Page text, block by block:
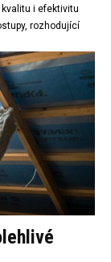
i efektivitu
rozhodující